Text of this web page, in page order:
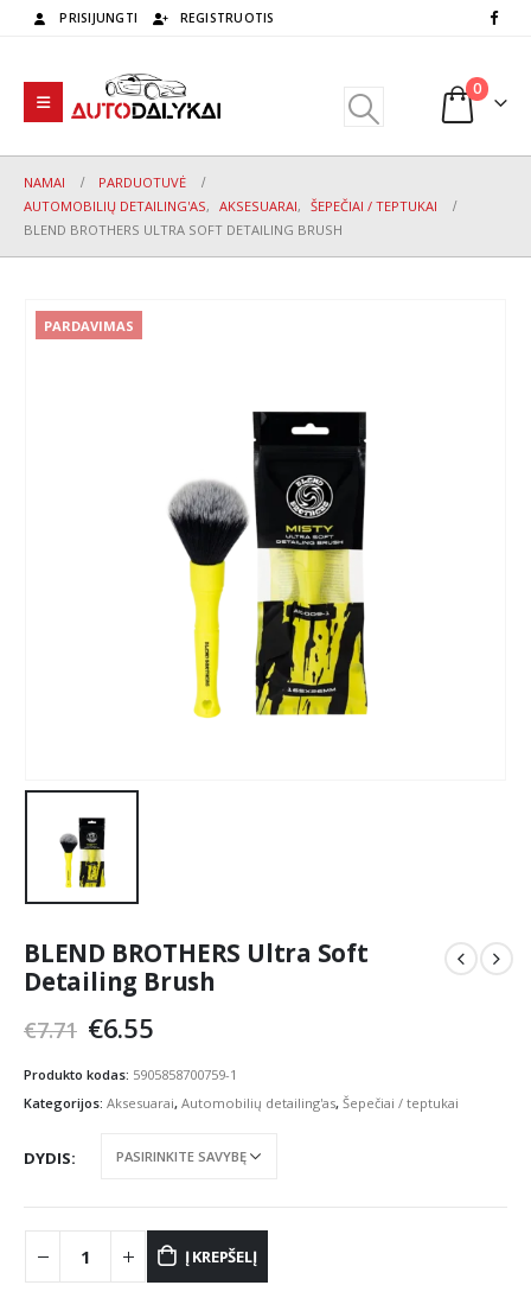
PRISIJUNGTI REGISTRUOTIS
0
NAMAI
PARDUOTUVĖ
AUTOMOBILIŲ DETAILING'AS, AKSESUARAI, ŠEPEČIAI / TEPTUKAI
BLEND BROTHERS ULTRA SOFT DETAILING BRUSH
PARDAVIMAS
BLEND BROTHERS Ultra Soft
Detailing Brush
€7.71 Original
was:
€7.71.
€6.55Current
is:
€6.55.
Produkto kodas: 5905858700759-1
Kategorijos: Aksesuarai, Automobilių detailing'as, Šepečiai / teptukai
DYDIS
Į KREPŠELĮ